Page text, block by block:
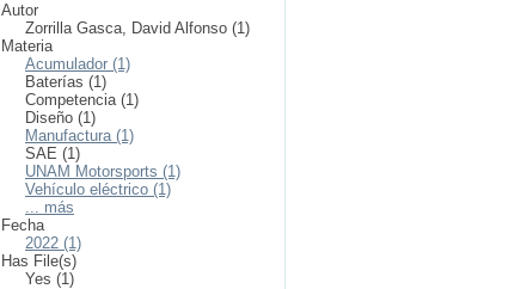
Autor
Zorrilla Gasca, David Alfonso (1)
Materia
Acumulador (1)
Baterías (1)
Competencia (1)
Diseño (1)
Manufactura (1)
SAE (1)
UNAM Motorsports (1)
Vehículo eléctrico (1)
... más
Fecha
2022 (1)
Has File(s)
Yes (1)